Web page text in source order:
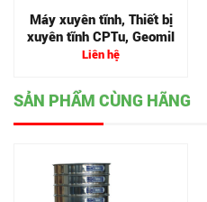
Máy xuyên tĩnh, Thiết bị
xuyên tĩnh CPTu, Geomil
Liên hệ
SẢN PHẨM CÙNG HÃNG